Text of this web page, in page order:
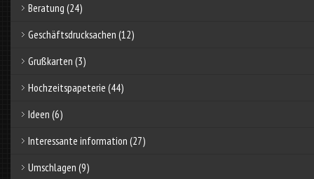
Beratung (24)
Geschäftsdrucksachen (12)
Grußkarten (3)
Hochzeitspapeterie (44)
Ideen (6)
Interessante information (27)
Umschlagen (9)